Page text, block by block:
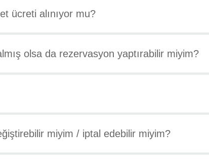
ücreti alınıyor mu?
olsa da rezervasyon yaptırabilir miyim?
miyim / iptal edebilir miyim?